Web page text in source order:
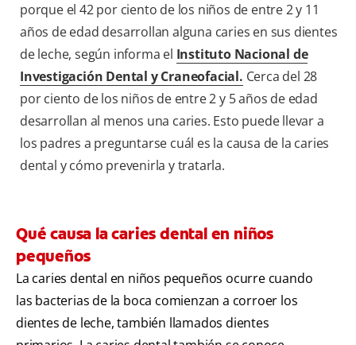
porque el 42 por ciento de los niños de entre 2 y 11
años de edad desarrollan alguna caries en sus dientes
de leche, según informa el Instituto Nacional de
Investigación Dental y Craneofacial. Cerca del 28
por ciento de los niños de entre 2 y 5 años de edad
desarrollan al menos una caries. Esto puede llevar a
los padres a preguntarse cuál es la causa de la caries
dental y cómo prevenirla y tratarla.
Qué causa la caries dental en niños
pequeños
La caries dental en niños pequeños ocurre cuando
las bacterias de la boca comienzan a corroer los
dientes de leche, también llamados dientes